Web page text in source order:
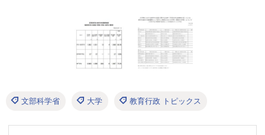
文部科学省 大学 教育行政 トピックス